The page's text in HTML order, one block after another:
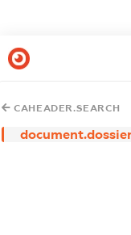
CAHEADER.SEARCH